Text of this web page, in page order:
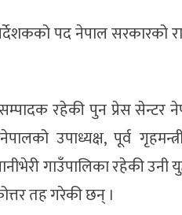
पद नेपाल सरकारको
रहेकी पुन प्रेस सेन्टर
उपाध्यक्ष, पूर्व
गाउँपालिका रहेकी उनी
तह गरेकी छन् ।